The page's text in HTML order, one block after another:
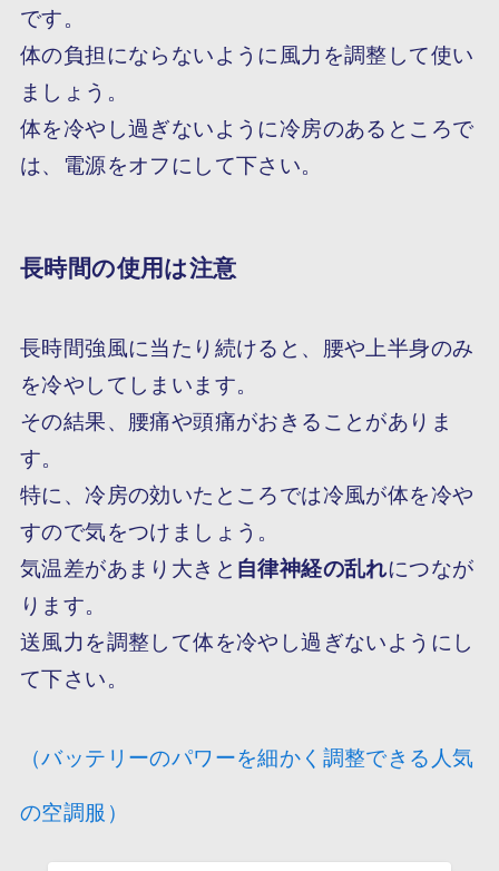
です。
体の負担にならないように風力を調整して使い
ましょう。
体を冷やし過ぎないように冷房のあるところで
は、電源をオフにして下さい。
長時間の使用は注意
長時間強風に当たり続けると、腰や上半身のみ
を冷やしてしまいます。
その結果、腰痛や頭痛がおきることがありま
す。
特に、冷房の効いたところでは冷風が体を冷や
すので気をつけましょう。
気温差があまり大きと 自律神経の乱れにつなが
ります。
送風力を調整して体を冷やし過ぎないようにし
て下さい。
（バッテリーのパワーを細かく調整できる人気
の空調服）